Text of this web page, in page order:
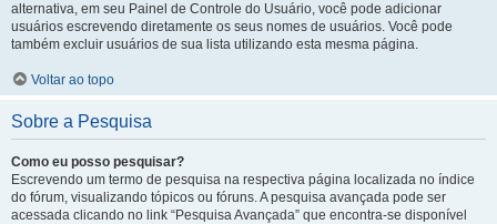
alternativa, em seu Painel de Controle do Usuário, você pode adicionar
usuários escrevendo diretamente os seus nomes de usuários. Você pode
também excluir usuários de sua lista utilizando esta mesma página.
Voltar ao topo
Sobre a Pesquisa
Como eu posso pesquisar?
Escrevendo um termo de pesquisa na respectiva página localizada no índice
do fórum, visualizando tópicos ou fóruns. A pesquisa avançada pode ser
acessada clicando no link “Pesquisa Avançada” que encontra-se disponível